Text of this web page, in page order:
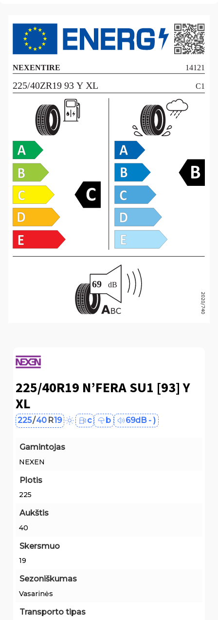
225/40R19 N’FERA SU1 [93] Y
XL
225/40 R19 c b 69dB - )
Gamintojas
NEXEN
Plotis
225
Aukštis
40
Skersmuo
19
Sezoniškumas
Vasarinės
Transporto tipas